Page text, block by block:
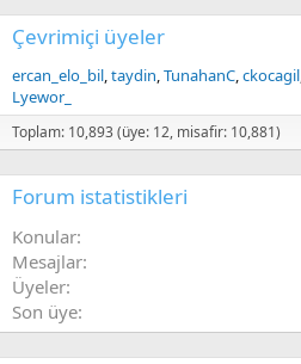
Çevrimiçi üyeler
ercan_elo_bil taydin TunahanC ckocagil
Lyewor_
Toplam: 10,893 (üye: 12, misafir: 10,881)
Forum istatistikleri
Konular
Mesajlar
Üyeler
Son üye